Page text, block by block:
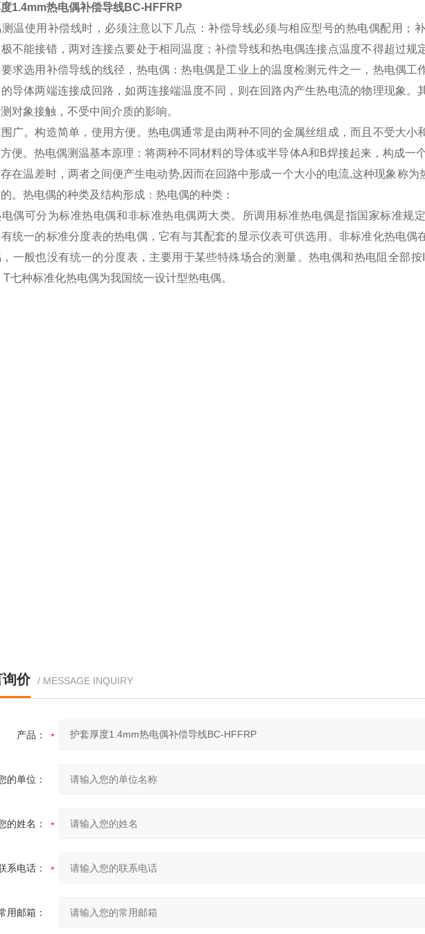
1.4mm热电偶补偿导线BC-HFFRP
温使用补偿线时，必须注意以下几点：补偿导线必须与相应型号的热电偶配用；
不能接错，两对连接点要处于相同温度；补偿导线和热电偶连接点温度不得超过规
求选用补偿导线的线径，热电偶：热电偶是工业上的温度检测元件之一，热电偶工
导体两端连接成回路，如两连接端温度不同，则在回路内产生热电流的物理现象。
对象接触，不受中间介质的影响。
广。构造简单，使用方便。热电偶通常是由两种不同的金属丝组成，而且不受大小
便。热电偶测温基本原理：将两种不同材料的导体或半导体A和B焊接起来，构成一
在温差时，两者之间便产生电动势,因而在回路中形成一个大小的电流,这种现象称为
。热电偶的种类及结构形成：热电偶的种类：
偶可分为标准热电偶和非标准热电偶两大类。所调用标准热电偶是指国家标准规
统一的标准分度表的热电偶，它有与其配套的显示仪表可供选用。非标准化热电偶
一般也没有统一的分度表，主要用于某些特殊场合的测量。热电偶和热电阻全部按
七种标准化热电偶为我国统一设计型热电偶。
价 / MESSAGE INQUIRY
产品：
的单位：
的姓名：
系电话：
用邮箱：